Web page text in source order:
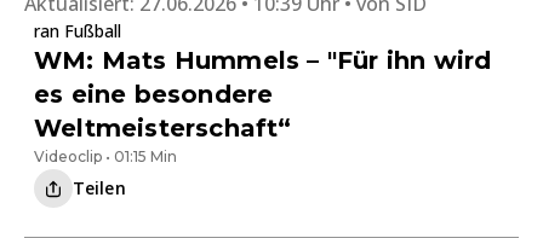
ran Fußball
WM: Mats Hummels – "Für ihn wird
es eine besondere
Weltmeisterschaft“
Videoclip • 01:15 Min
Teilen